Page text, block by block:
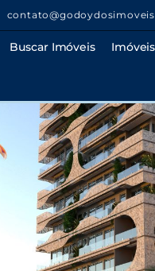
Buscar Imóveis Imóveis